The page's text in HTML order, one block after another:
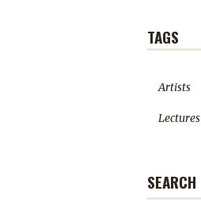
TAGS
Artists
Lectures
SEARCH